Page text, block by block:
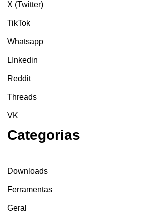
X (Twitter)
TikTok
Whatsapp
LInkedin
Reddit
Threads
VK
Categorias
Downloads
Ferramentas
Geral